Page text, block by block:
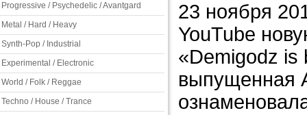
Progressive / Psychedelic / Avantgard
Metal / Hard / Heavy
Synth-Pop / Industrial
Experimental / Electronic
World / Folk / Reggae
Techno / House / Trance
23 ноября
YouTube
«Demigodz is
выпущенная